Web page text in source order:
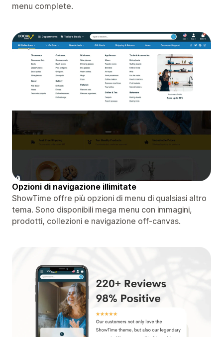
menu complete.
Opzioni di navigazione illimitate
ShowTime offre più opzioni di menu di qualsiasi altro
tema. Sono disponibili mega menu con immagini,
prodotti, collezioni e navigazione off-canvas.